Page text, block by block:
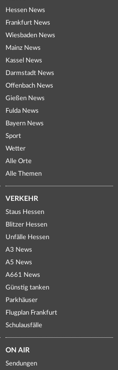
Hessen News
Frankfurt News
Wiesbaden News
Mainz News
Kassel News
Darmstadt News
Offenbach News
Gießen News
Fulda News
Bayern News
Sport
Wetter
Alle Orte
Alle Themen
VERKEHR
Staus Hessen
Blitzer Hessen
Unfälle Hessen
A3 News
A5 News
A661 News
Günstig tanken
Parkhäuser
Flugplan Frankfurt
Schulausfälle
ON AIR
Sendungen